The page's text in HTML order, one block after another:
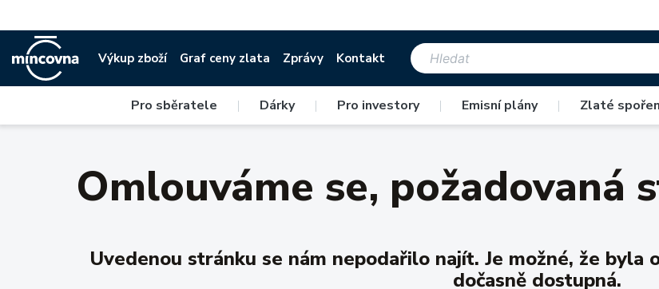
Výkup zboží Graf ceny zlata Zprávy Kontakt
Pro sběratele | Dárky | Pro investory | Emisní plány | Zlaté
Omlouváme se, požadovaná
Uvedenou stránku se nám nepodařilo najít. Je možné, že byla
dočasně dostupná.